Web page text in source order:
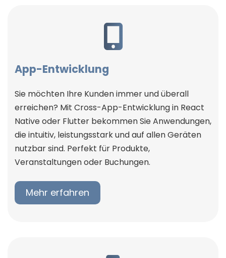
App-Entwicklung
Sie möchten Ihre Kunden immer und überall
erreichen? Mit Cross-App-Entwicklung in React
Native oder Flutter bekommen Sie Anwendungen,
die intuitiv, leistungsstark und auf allen Geräten
nutzbar sind. Perfekt für Produkte,
Veranstaltungen oder Buchungen.
Mehr erfahren